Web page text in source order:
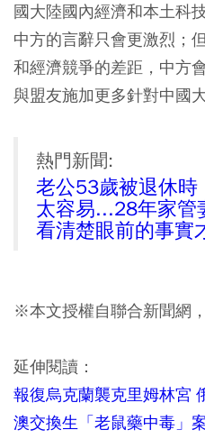
國大陸國內經濟和本土科
中方的言辭只會更激烈；
和經濟競爭的差距，中方
與盟友施加更多針對中國
熱門新聞:
老公53歲被退休時
太容易...28年家管
看清楚眼前的事實
※本文授權自聯合新聞網，
延伸閱讀：
報復烏克蘭襲克里姆林宮
澳交換生「老鼠藥中毒」